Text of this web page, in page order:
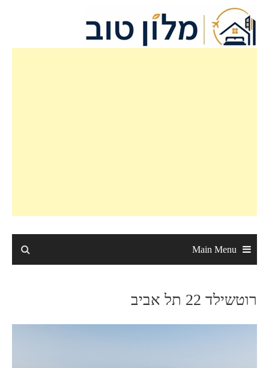
Main Menu
רוטשילד 22 תל אביב